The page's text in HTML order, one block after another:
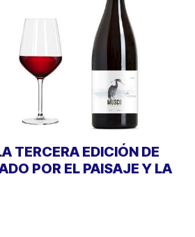
TERCERA EDICIÓN DE
POR EL PAISAJE Y LA